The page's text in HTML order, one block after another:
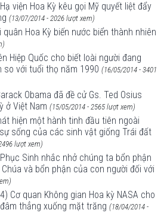
viện Hoa Kỳ kêu gọi Mỹ quyết liệt đẩy
(13/07/2014 - 2026 lượt xem)
Hoa Kỳ biến nước biển thành nhiên
Hiệp Quốc cho biết loài người đang
so với tuổi thọ năm 1990 (16/05/2014 - 3401
Obama đã đề cử Gs. Ted Osius
ở Việt Nam (15/05/2014 - 2565 lượt xem)
hiện một hành tinh đầu tiên ngoài
sống của các sinh vật giống Trái đất
lượt xem)
Sinh nhắc nhở chúng ta bổn phận
và bổn phận của con người đối với
Cơ quan Không gian Hoa kỳ NASA cho
thẳng xuống mặt trăng (18/04/2014 -